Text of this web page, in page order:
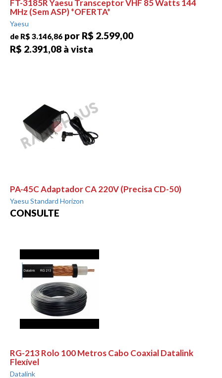
FT-3185R Yaesu Transceptor VHF 85 Watts 144
MHz (Sem ASP) *OFERTA*
Yaesu
de R$ 3.146,86 por R$ 2.599,00
R$ 2.391,08 à vista
PA-45C Adaptador CA 220V (Precisa CD-50)
Yaesu Standard Horizon
CONSULTE
RG-213 Rolo 100 Metros Cabo Coaxial Datalink
Flexível
Datalink